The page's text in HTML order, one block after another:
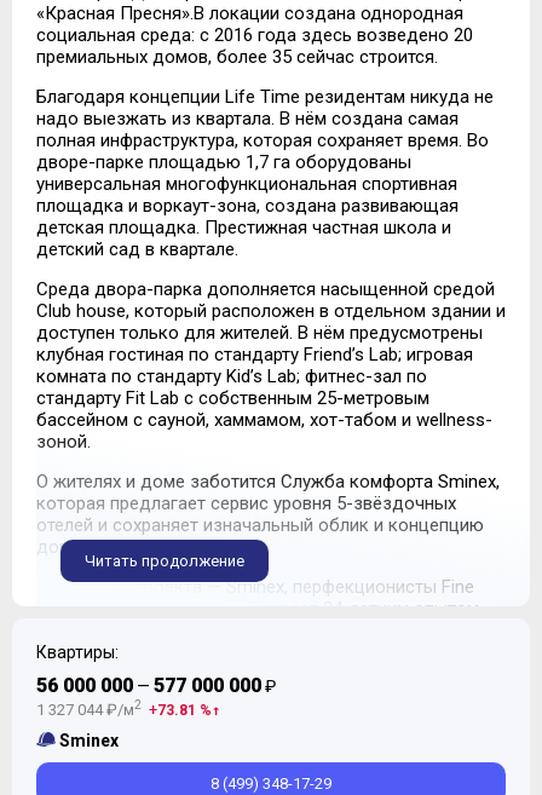
«Красная Пресня».В локации создана однородная
социальная среда: с 2016 года здесь возведено 20
премиальных домов, более 35 сейчас строится.
Благодаря концепции Life Time резидентам никуда не
надо выезжать из квартала. В нём создана самая
полная инфраструктура, которая сохраняет время. Во
дворе-парке площадью 1,7 га оборудованы
универсальная многофункциональная спортивная
площадка и воркаут-зона, создана развивающая
детская площадка. Престижная частная школа и
детский сад в квартале.
Среда двора-парка дополняется насыщенной средой
Club house, который расположен в отдельном здании и
доступен только для жителей. В нём предусмотрены
клубная гостиная по стандарту Friend’s Lab; игровая
комната по стандарту Kid’s Lab; фитнес-зал по
стандарту Fit Lab с собственным 25-метровым
бассейном с сауной, хаммамом, хот-табом и wellness-
зоной.
О жителях и доме заботится Служба комфорта Smineх,
которая предлагает сервис уровня 5-звёздочных
отелей и сохраняет изначальный облик и концепцию
дома.
Девелопер проекта — Sminex, перфекционисты Fine
Development. Компания обладает 24-летним опытом
создаёт комфортную и престижную среду. В 2022 году
Sminex приобрёл девелопера «Интеко», в 2024 году —
Ingrad.
Читать продолжение
Квартиры:
56 000 000 — 577 000 000₽
1 327 044 ₽/м2 73.81 %
Sminex
8 (499) 348-17-29